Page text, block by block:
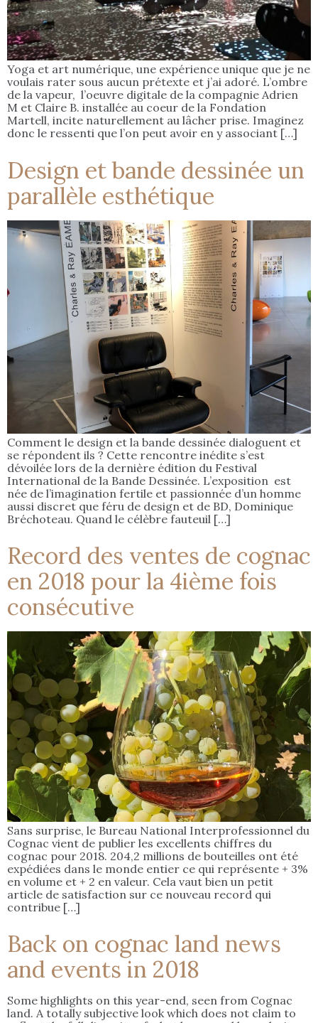
Yoga et art numérique, une expérience unique que je ne
voulais rater sous aucun prétexte et j’ai adoré. L’ombre
de la vapeur, l’oeuvre digitale de la compagnie Adrien
M et Claire B. installée au coeur de la Fondation
Martell, incite naturellement au lâcher prise. Imaginez
donc le ressenti que l’on peut avoir en y associant […]
Design et bande dessinée un
parallèle esthétique
Comment le design et la bande dessinée dialoguent et
se répondent ils ? Cette rencontre inédite s’est
dévoilée lors de la dernière édition du Festival
International de la Bande Dessinée. L’exposition est
née de l’imagination fertile et passionnée d’un homme
aussi discret que féru de design et de BD, Dominique
Bréchoteau. Quand le célèbre fauteuil […]
Record des ventes de cognac
en 2018 pour la 4ième fois
consécutive
Sans surprise, le Bureau National Interprofessionnel du
Cognac vient de publier les excellents chiffres du
cognac pour 2018. 204,2 millions de bouteilles ont été
expédiées dans le monde entier ce qui représente + 3%
en volume et + 2 en valeur. Cela vaut bien un petit
article de satisfaction sur ce nouveau record qui
contribue […]
Back on cognac land news
and events in 2018
Some highlights on this year-end, seen from Cognac
land. A totally subjective look which does not claim to